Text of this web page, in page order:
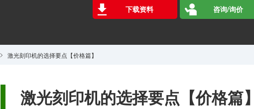
下载资料 咨询/询价
激光刻印机的选择要点【价格篇】
激光刻印机的选择要点【价格篇】